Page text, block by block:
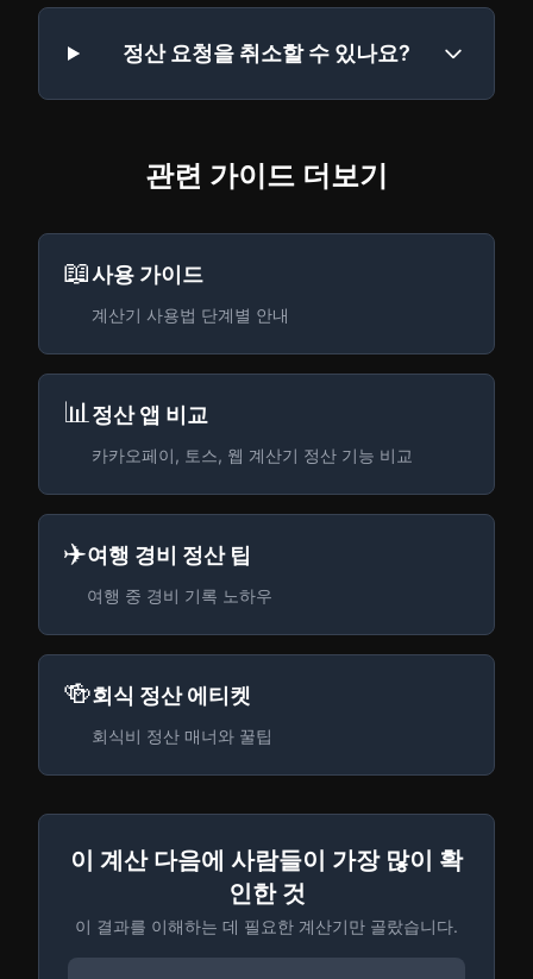
정산 요청을 취소할 수 있나요?
관련 가이드 더보기
📖사용 가이드
계산기 사용법 단계별 안내
📊정산 앱 비교
카카오페이, 토스, 웹 계산기 정산 기능 비교
✈️여행 경비 정산 팁
여행 중 경비 기록 노하우
🍻회식 정산 에티켓
회식비 정산 매너와 꿀팁
이 계산 다음에 사람들이 가장 많이 확
인한 것
이 결과를 이해하는 데 필요한 계산기만 골랐습니다.